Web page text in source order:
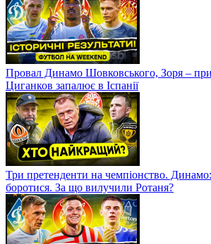
Провал Динамо Шовковського, Зоря –
Циганков запалює в Іспанії
Три претенденти на чемпіонство.
боротися. За що вилучили Ротаня?